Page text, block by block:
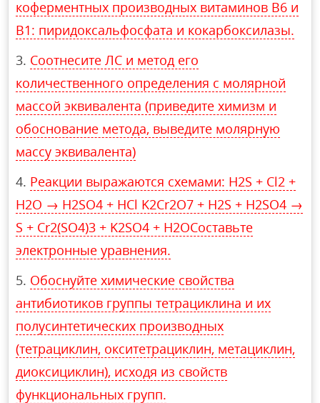
коферментных производных витаминов В6 и
В1: пиридоксальфосфата и кокарбоксилазы.
Соотнесите ЛС и метод его
количественного определения с молярной
массой эквивалента (приведите химизм и
обоснование метода, выведите молярную
массу эквивалента)
Реакции выражаются схемами: H2S + Cl2 +
H2O → H2SO4 + HCl K2Cr2O7 + H2S + H2SO4 →
S + Cr2(SO4)3 + K2SO4 + H2OСоставьте
электронные уравнения.
Обоснуйте химические свойства
антибиотиков группы тетрациклина и их
полусинтетических производных
(тетрациклин, окситетрациклин, метациклин,
диоксициклин), исходя из свойств
функциональных групп.